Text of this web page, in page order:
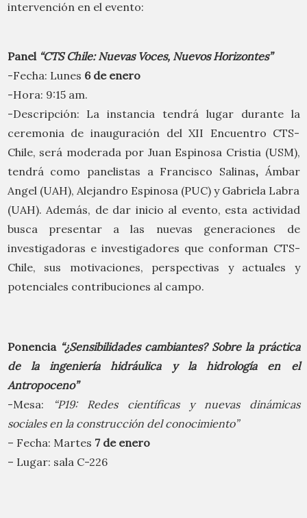
intervención en el evento:
Panel “CTS Chile: Nuevas Voces, Nuevos Horizontes”
-Fecha: Lunes 6 de enero
-Hora: 9:15 am.
-Descripción: La instancia tendrá lugar durante la
ceremonia de inauguración del XII Encuentro CTS-
Chile, será moderada por Juan Espinosa Cristia (USM),
tendrá como panelistas a Francisco Salinas, Ámbar
Angel (UAH), Alejandro Espinosa (PUC) y Gabriela Labra
(UAH). Además, de dar inicio al evento, esta actividad
busca presentar a las nuevas generaciones de
investigadoras e investigadores que conforman CTS-
Chile, sus motivaciones, perspectivas y actuales y
potenciales contribuciones al campo.
Ponencia “¿Sensibilidades cambiantes? Sobre la práctica
de la ingeniería hidráulica y la hidrología en el
Antropoceno”
-Mesa:
“P19: Redes científicas y nuevas dinámicas
sociales en la construcción del conocimiento”
– Fecha: Martes 7 de enero
– Lugar: sala C-226